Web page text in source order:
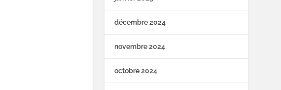
décembre 2024
novembre 2024
octobre 2024